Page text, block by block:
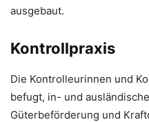
ausgebaut.
Kontrollpraxis
Die Kontrolleurinnen und
befugt, in- und
Güterbeförderung und